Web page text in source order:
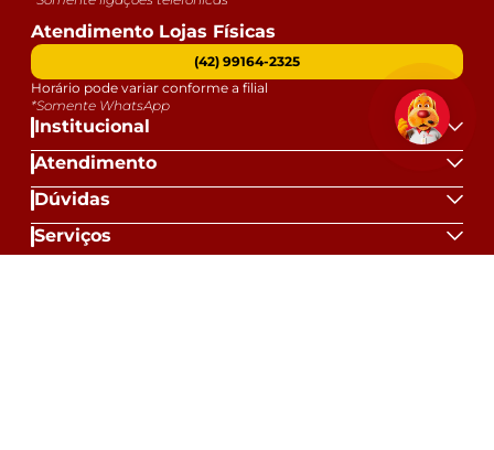
Institucional
Atendimento
Dúvidas
Serviços
Atendimento Lojas Físicas
(42) 99164-2325
Horário pode variar conforme a filial
*Somente WhatsApp